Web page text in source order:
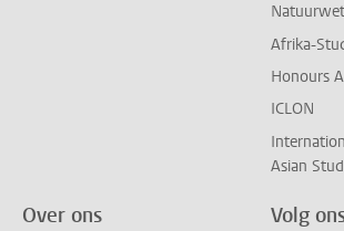
Afrika-
Honours
ICLON
Asian
Over ons Volg